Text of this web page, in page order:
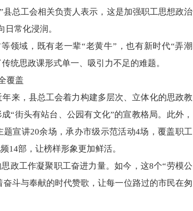
总工会相关负责人表示，这是加强职工思想政治
常化浸润。
领域，既有老一辈“老黄牛”，也有新时代“弄潮
统思政课形式单一、吸引力不足的难题。
覆盖
来，县总工会着力构建多层次、立体化的思政教
“街头有站台、公园有文化”的宣教格局。此外，
宣讲20余场，承办市级示范活动4场，覆盖职工
14部，让榜样形象更加鲜活。
政工作凝聚职工奋进力量。如今，这8个“劳模公
斗与奉献的时代赞歌，让每一位路过的市民在匆